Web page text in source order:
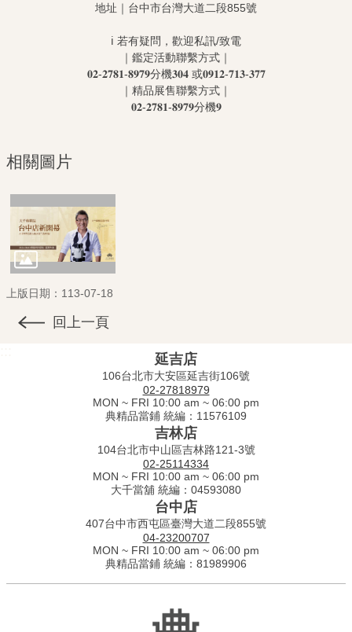
地址｜台中市台灣大道二段855號
ℹ️ 若有疑問，歡迎私訊/致電
｜鑑定活動聯繫方式｜
𝟎𝟐-𝟐𝟕𝟖𝟏-𝟖𝟗𝟕𝟗分機𝟑𝟎𝟒 或𝟎𝟗𝟏𝟐-𝟕𝟏𝟑-𝟑𝟕𝟕
｜精品展售聯繫方式｜
𝟎𝟐-𝟐𝟕𝟖𝟏-𝟖𝟗𝟕𝟗分機𝟗
相關圖片
上版日期：113-07-18
回上一頁
延吉店
106台北市大安區延吉街106號
02-27818979
MON ~ FRI 10:00 am ~ 06:00 pm
典精品當鋪 統編：11576109
吉林店
104台北市中山區吉林路121-3號
02-25114334
MON ~ FRI 10:00 am ~ 06:00 pm
大千當舖 統編：04593080
台中店
407台中市西屯區臺灣大道二段855號
04-23200707
MON ~ FRI 10:00 am ~ 06:00 pm
典精品當鋪 統編：81989906